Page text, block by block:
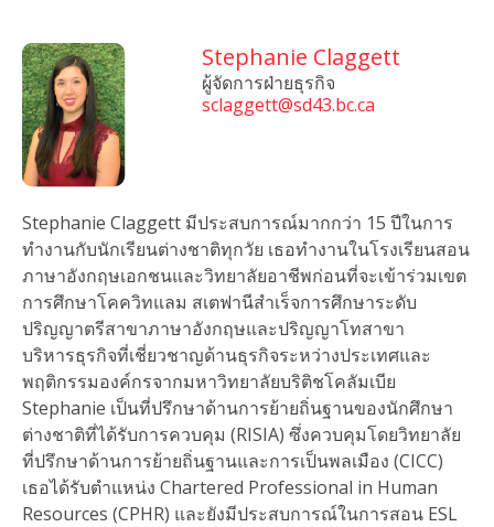
Stephanie Claggett
ผู้จัดการฝ่ายธุรกิจ
sclaggett@sd43.bc.ca
Stephanie Claggett มีประสบการณ์มากกว่า 15 ปีในการ
ทํางานกับนักเรียนต่างชาติทุกวัย เธอทํางานในโรงเรียนสอน
ภาษาอังกฤษเอกชนและวิทยาลัยอาชีพก่อนที่จะเข้าร่วมเขต
การศึกษาโคควิทแลม สเตฟานีสําเร็จการศึกษาระดับ
ปริญญาตรีสาขาภาษาอังกฤษและปริญญาโทสาขา
บริหารธุรกิจที่เชี่ยวชาญด้านธุรกิจระหว่างประเทศและ
พฤติกรรมองค์กรจากมหาวิทยาลัยบริติชโคลัมเบีย
Stephanie เป็นที่ปรึกษาด้านการย้ายถิ่นฐานของนักศึกษา
ต่างชาติที่ได้รับการควบคุม (RISIA) ซึ่งควบคุมโดยวิทยาลัย
ที่ปรึกษาด้านการย้ายถิ่นฐานและการเป็นพลเมือง (CICC)
เธอได้รับตําแหน่ง Chartered Professional in Human
Resources (CPHR) และยังมีประสบการณ์ในการสอน ESL